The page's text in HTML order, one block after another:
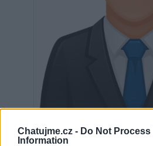
Chatujme.cz - Do Not Process
Information
Neověřeno